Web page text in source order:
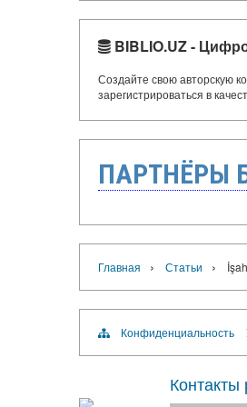
BIBLIO.UZ -
Создайте свою авторскую
зарегистрироваться в
ПАРТНЁРЫ
Главная › Статьи ›
Конфиденциальность
Контакты